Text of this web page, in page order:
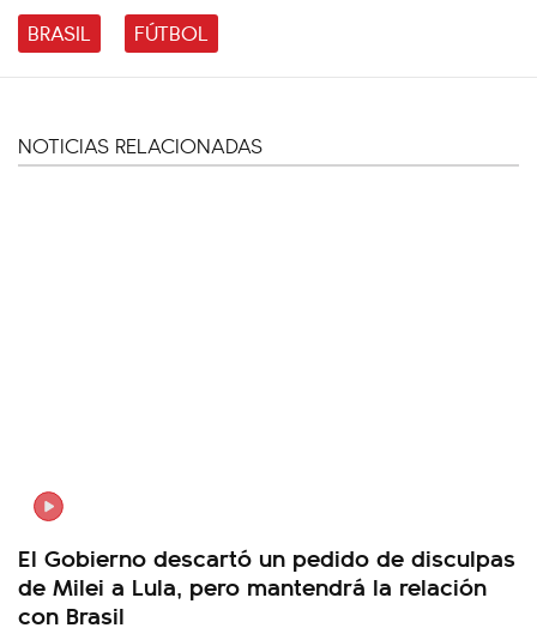
BRASIL
FÚTBOL
NOTICIAS RELACIONADAS
El Gobierno descartó un pedido de disculpas
de Milei a Lula, pero mantendrá la relación
con Brasil